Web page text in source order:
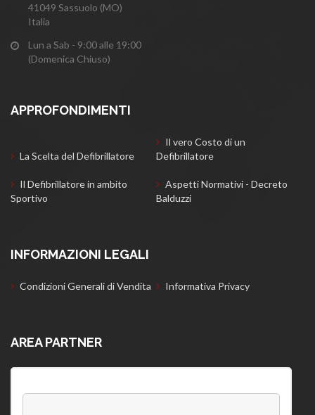
41049 Sassuolo (MO)
Italia
Lun a Sab - 9:00 alle 19:00
(Domenica Chiuso)
APPROFONDIMENTI
La Scelta del Defibrillatore
Il vero Costo di un
Defibrillatore
Il Defibrillatore in ambito
Sportivo
Aspetti Normativi - Decreto
Balduzzi
INFORMAZIONI LEGALI
Condizioni Generali di Vendita Informativa Privacy
AREA PARTNER